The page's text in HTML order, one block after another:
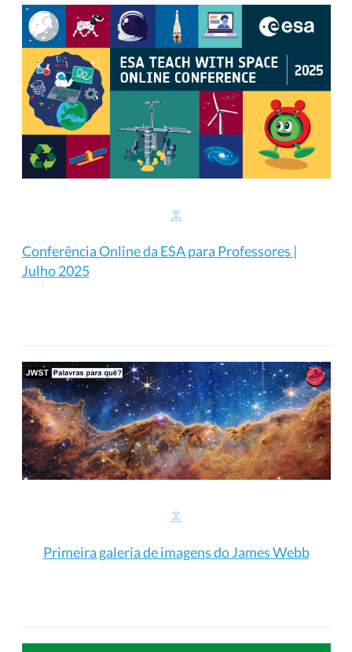
Conferência Online da ESA para Professores |
Julho 2025
Primeira galeria de imagens do James Webb